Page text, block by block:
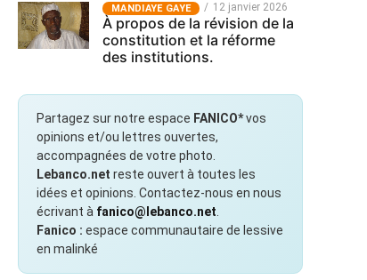
MANDIAYE GAYE 12 janvier 2026
À propos de la révision de la
constitution et la réforme
des institutions.
Partagez sur notre espace FANICO*vos
opinions et/ou lettres ouvertes,
accompagnées de votre photo.
Lebanco.net reste ouvert à toutes les
idées et opinions. Contactez-nous en nous
écrivant à fanico@lebanco.net
Fanico : espace communautaire de lessive
en malinké